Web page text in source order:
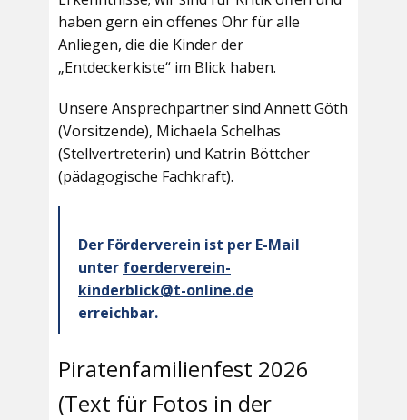
haben gern ein offenes Ohr für alle
Anliegen, die die Kinder der
„Entdeckerkiste“ im Blick haben.
Unsere Ansprechpartner sind Annett Göth
(Vorsitzende), Michaela Schelhas
(Stellvertreterin) und Katrin Böttcher
(pädagogische Fachkraft).
Der Förderverein ist per E-Mail
unter foerderverein-
kinderblick@t-online.de
erreichbar.
Piratenfamilienfest 2026
(Text für Fotos in der